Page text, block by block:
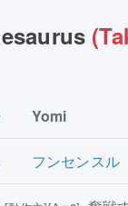
Yomi
フンセンスル